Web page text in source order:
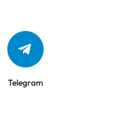
Telegram